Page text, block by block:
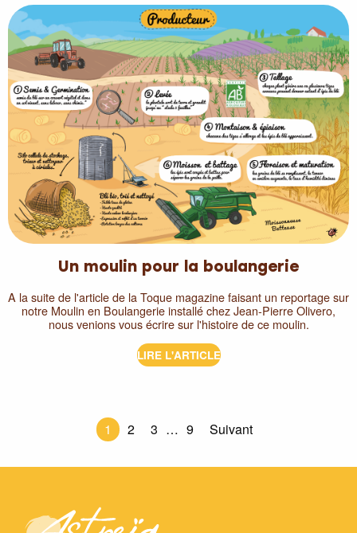
Un moulin pour la boulangerie
A la suite de l'article de la Toque magazine faisant un reportage sur
notre Moulin en Boulangerie installé chez Jean-Pierre Olivero,
nous venions vous écrire sur l'histoire de ce moulin.
LIRE L'ARTICLE
1 2 3 … 9 Suivant